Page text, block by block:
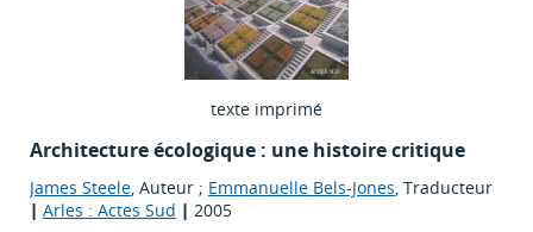
texte imprimé
Architecture écologique : une histoire critique
James Steele, Auteur ; Emmanuelle Bels-Jones, Traducteur
| Arles : Actes Sud | 2005